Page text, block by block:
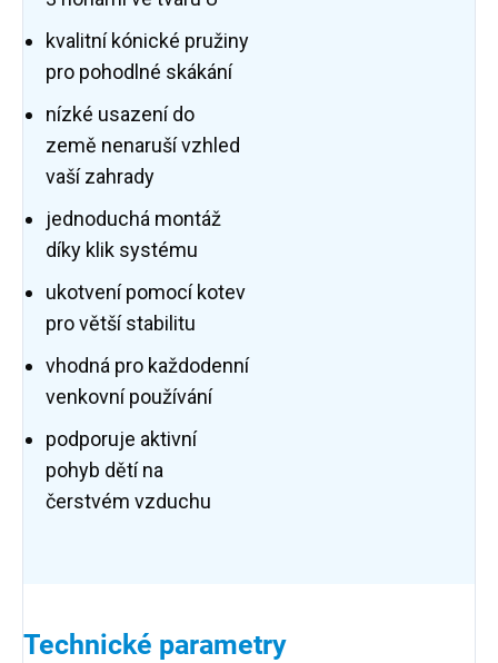
kvalitní kónické pružiny
pro pohodlné skákání
nízké usazení do
země nenaruší vzhled
vaší zahrady
jednoduchá montáž
díky klik systému
ukotvení pomocí kotev
pro větší stabilitu
vhodná pro každodenní
venkovní používání
podporuje aktivní
pohyb dětí na
čerstvém vzduchu
Technické parametry